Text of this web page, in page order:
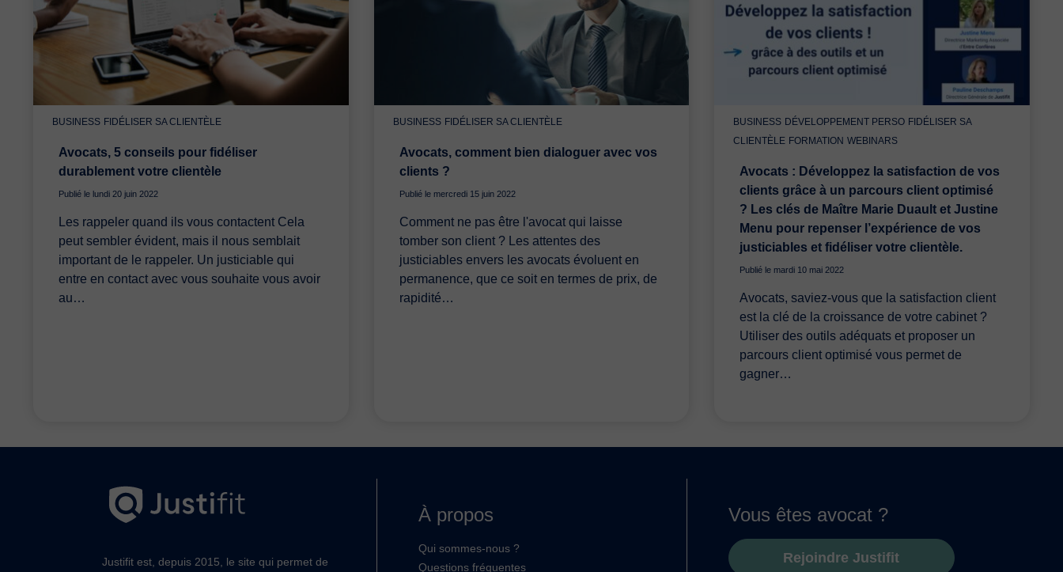
BUSINESS FIDÉLISER SA CLIENTÈLE
Avocats, 5 conseils pour fidéliser
durablement votre clientèle
Publié le lundi 20 juin 2022
Les rappeler quand ils vous contactent Cela
peut sembler évident, mais il nous semblait
important de le rappeler. Un justiciable qui
entre en contact avec vous souhaite vous avoir
au…
BUSINESS FIDÉLISER SA CLIENTÈLE
Avocats, comment bien dialoguer avec vos
clients ?
Publié le mercredi 15 juin 2022
Comment ne pas être l'avocat qui laisse
tomber son client ? Les attentes des
justiciables envers les avocats évoluent en
permanence, que ce soit en termes de prix, de
rapidité…
BUSINESS DÉVELOPPEMENT PERSO FIDÉLISER SA
CLIENTÈLE FORMATION WEBINARS
Avocats : Développez la satisfaction de vos
clients grâce à un parcours client optimisé
? Les clés de Maître Marie Duault et Justine
Menu pour repenser l’expérience de vos
justiciables et fidéliser votre clientèle.
Publié le mardi 10 mai 2022
Avocats, saviez-vous que la satisfaction client
est la clé de la croissance de votre cabinet ?
Utiliser des outils adéquats et proposer un
parcours client optimisé vous permet de
gagner…
Justifit est, depuis 2015, le site qui permet de
À propos
Qui sommes-nous ?
Questions fréquentes
Vous êtes avocat ?
Rejoindre Justifit